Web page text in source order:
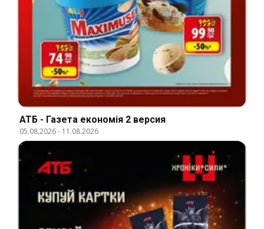
АТБ - Газета економія 2 версия
05.08.2026- 11.08.2026